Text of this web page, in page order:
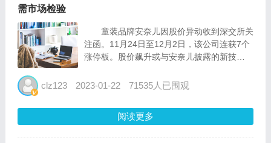
需市场检验
童装品牌安奈儿因股价异动收到深交所关
注函。11月24日至12月2日，该公司连获7个
涨停板。股价飙升或与安奈儿披露的新技
说明公司新的抗菌抗病毒面料技术是否为“炒
户。...
clz123 2023-01-22 71535人已围观
阅读更多